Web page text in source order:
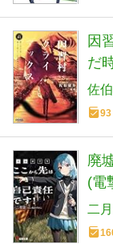
因
だ
方
佐
93
廃
(電
二